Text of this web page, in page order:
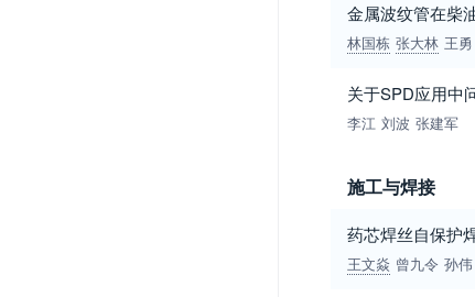
金属波纹管在柴
林国栋 张大林 王勇
关于SPD应用中
李江 刘波 张建军
施工与焊接
药芯焊丝自保护
王文焱 曾九令 孙伟